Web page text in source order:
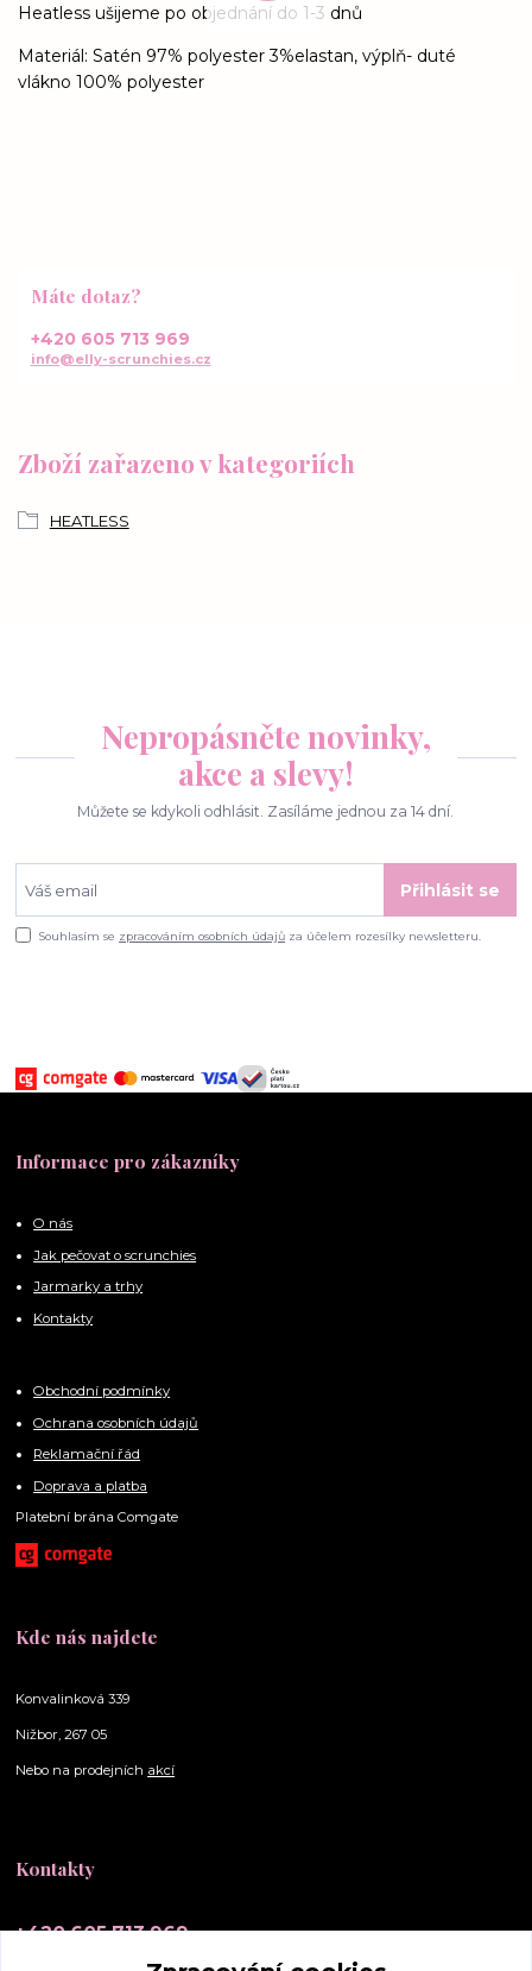
Heatless ušijeme po objednání do 1-3 dnů
Materiál: Satén 97% polyester 3%elastan, výplň- duté
vlákno 100% polyester
Zboží zařazeno v kategoriích
HEATLESS
Máte dotaz?
+420 605 713 969
info@elly-scrunchies.cz
Nepropásněte novinky,
akce a slevy!
Můžete se kdykoli odhlásit. Zasíláme jednou za 14 dní.
Přihlásit se
Souhlasím se zpracováním osobních údajů za účelem rozesílky newsletteru.
Informace pro zákazníky
O nás
Jak pečovat o scrunchies
Jarmarky a trhy
Kontakty
Obchodní podmínky
Ochrana osobních údajů
Reklamační řád
Doprava a platba
Platební brána Comgate
Kde nás najdete
Konvalinková 339
Nižbor, 267 05
Nebo na prodejních akcí
Kontakty
+420 605 713 969